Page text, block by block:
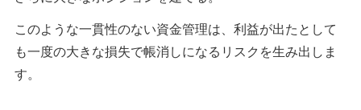
このような一貫性のない資金管理は、利益が出たとして
も一度の大きな損失で帳消しになるリスクを生み出しま
す。